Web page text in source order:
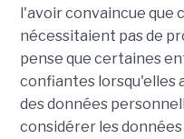
l'avoir convaincue que
nécessitaient pas de
pense que certaines
confiantes lorsqu'elles
des données
considérer les données